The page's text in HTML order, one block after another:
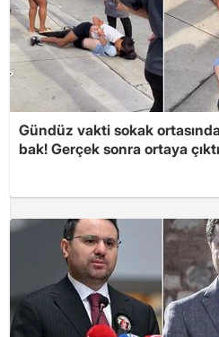
Gündüz vakti sokak
bak! Gerçek sonra ortaya çıktı